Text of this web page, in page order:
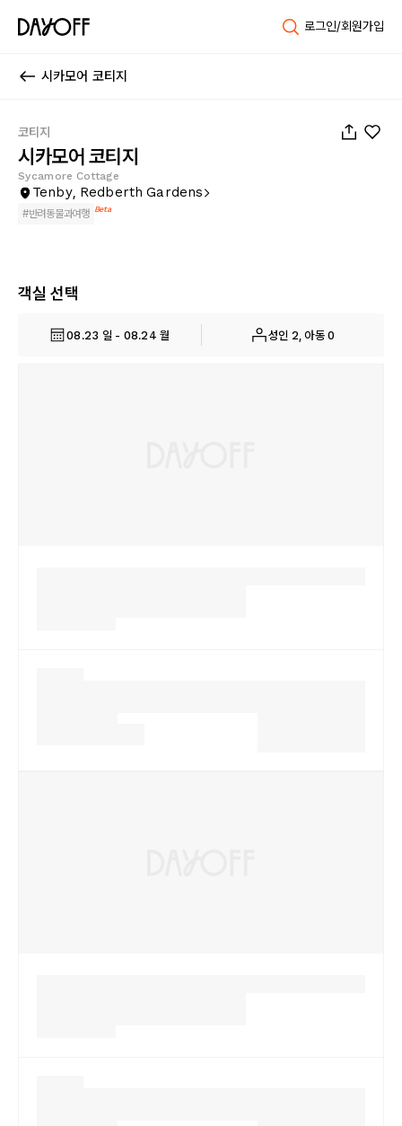
로그인/회원가입
시카모어 코티지
코티지
시카모어 코티지
Sycamore Cottage
Tenby, Redberth Gardens
#반려동물과여행 Beta
객실 선택
08.23 일 - 08.24 월 성인 2, 아동 0